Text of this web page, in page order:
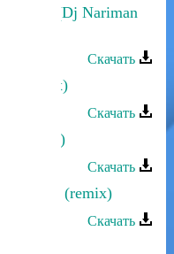
любви (Dj Nariman
Скачать
(remix)
Скачать
(remix)
Скачать
(remix)
Скачать